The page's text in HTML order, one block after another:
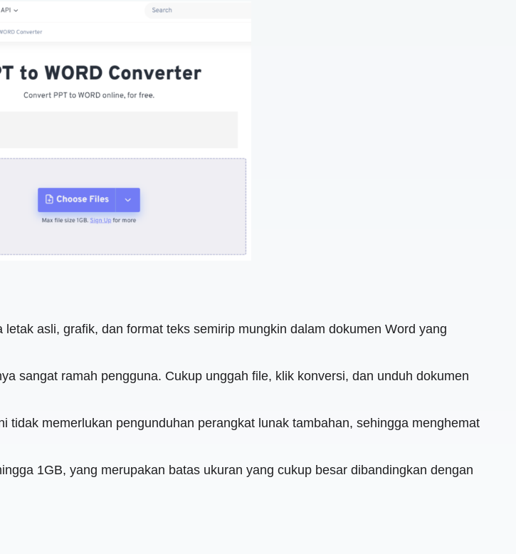
asli, grafik, dan format teks semirip mungkin dalam dokumen Word yang
sangat ramah pengguna. Cukup unggah file, klik konversi, dan unduh dokumen
memerlukan pengunduhan perangkat lunak tambahan, sehingga menghemat
1GB, yang merupakan batas ukuran yang cukup besar dibandingkan dengan